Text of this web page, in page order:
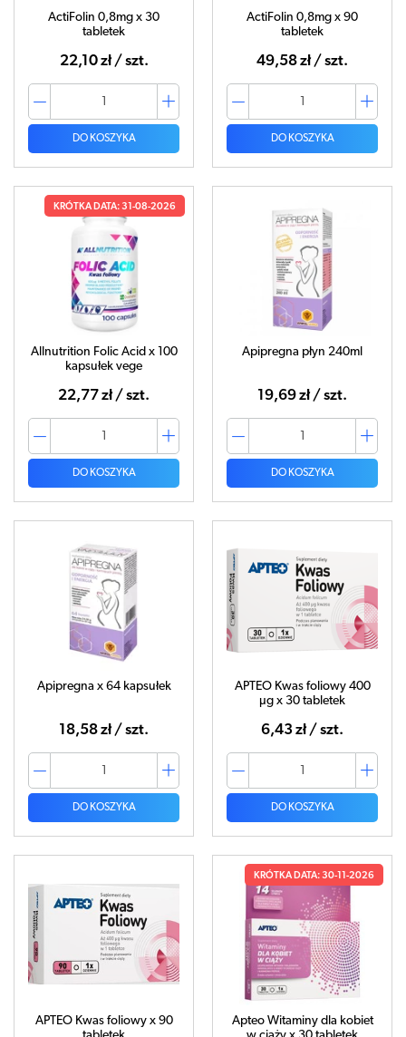
ActiFolin 0,8mg x 30
tabletek
22,10 zł / szt.
DO KOSZYKA
ActiFolin 0,8mg x 90
tabletek
49,58 zł / szt.
DO KOSZYKA
KRÓTKA DATA: 31-08-2026
Allnutrition Folic Acid x 100
kapsułek vege
22,77 zł / szt.
DO KOSZYKA
Apipregna płyn 240ml
19,69 zł / szt.
DO KOSZYKA
Apipregna x 64 kapsułek
18,58 zł / szt.
DO KOSZYKA
APTEO Kwas foliowy 400
µg x 30 tabletek
6,43 zł / szt.
DO KOSZYKA
APTEO Kwas foliowy x 90
KRÓTKA DATA: 30-11-2026
Apteo Witaminy dla kobiet